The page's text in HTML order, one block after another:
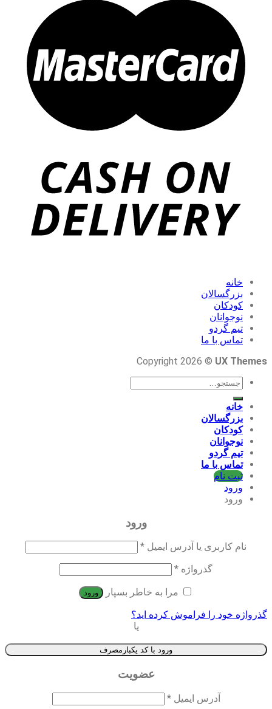
خانه
بزرگسالان
کودکان
نوجوانان
تیم گردو
تماس با ما
Copyright 2026 © UX Themes
جستجو
برای:
خانه
بزرگسالان
کودکان
نوجوانان
تیم گردو
تماس با ما
ثبت نام
ورود
ورود
ورود
نام کاربری یا آدرس ایمیل *
گذرواژه *
مرا به خاطر بسپار
ورود
گذرواژه خود را فراموش کرده اید؟
یا
ورود با کد یکبارمصرف
عضویت
آدرس ایمیل*